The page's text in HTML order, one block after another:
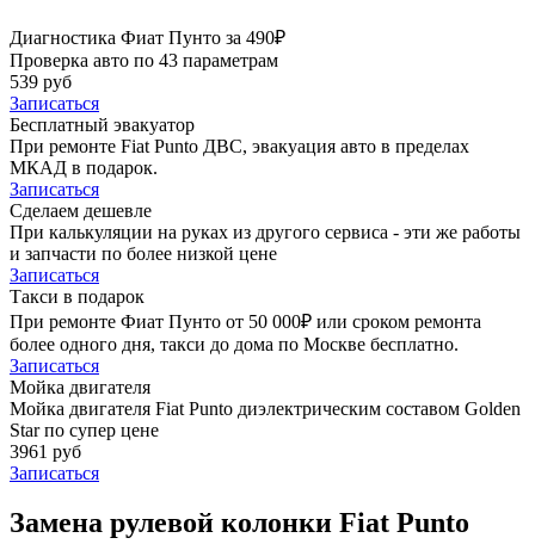
Диагностика Фиат Пунто за 490₽
Проверка авто по 43 параметрам
539 руб
Записаться
Бесплатный эвакуатор
При ремонте Fiat Punto ДВС, эвакуация авто в пределах
МКАД в подарок.
Записаться
Сделаем дешевле
При калькуляции на руках из другого сервиса - эти же работы
и запчасти по более низкой цене
Записаться
Такси в подарок
При ремонте Фиат Пунто от 50 000₽ или сроком ремонта
более одного дня, такси до дома по Москве бесплатно.
Записаться
Мойка двигателя
Мойка двигателя Fiat Punto диэлектрическим составом Golden
Star по супер цене
3961 руб
Записаться
Замена рулевой колонки Fiat Punto